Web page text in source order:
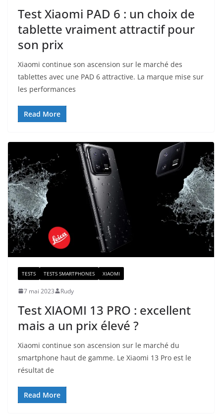
Test Xiaomi PAD 6 : un choix de
tablette vraiment attractif pour
son prix
Xiaomi continue son ascension sur le marché des
tablettes avec une PAD 6 attractive. La marque mise sur
les performances
Read More
TESTS TESTS SMARTPHONES XIAOMI
7 mai 2023 Rudy
Test XIAOMI 13 PRO : excellent
mais a un prix élevé ?
Xiaomi continue son ascension sur le marché du
smartphone haut de gamme. Le Xiaomi 13 Pro est le
résultat de
Read More